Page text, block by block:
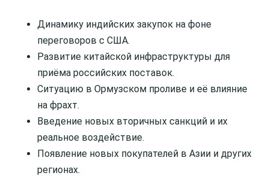
Динамику индийских закупок на фоне
переговоров с США.
Развитие китайской инфраструктуры для
приёма российских поставок.
Ситуацию в Ормузском проливе и её влияние
на фрахт.
Введение новых вторичных санкций и их
реальное воздействие.
Появление новых покупателей в Азии и других
регионах.